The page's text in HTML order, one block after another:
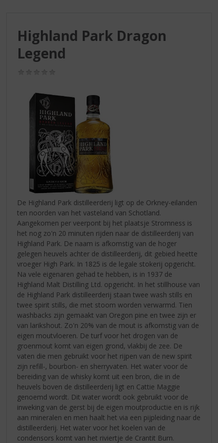
Highland Park Dragon
Legend
De Highland Park distilleerderij ligt op de Orkney-eilanden
ten noorden van het vasteland van Schotland.
Aangekomen per veerpont bij het plaatsje Stromness is
het nog zo'n 20 minuten rijden naar de distilleerderij van
Highland Park. De naam is afkomstig van de hoger
gelegen heuvels achter de distilleerderij, dit gebied heette
vroeger High Park. In 1825 is de legale stokerij opgericht.
Na vele eigenaren gehad te hebben, is in 1937 de
Highland Malt Distilling Ltd. opgericht. In het stillhouse van
de Highland Park distilleerderij staan twee wash stills en
twee spirit stills, die met stoom worden verwarmd. Tien
washbacks zijn gemaakt van Oregon pine en twee zijn er
van larikshout. Zo'n 20% van de mout is afkomstig van de
eigen moutvloeren. De turf voor het drogen van de
groenmout komt van eigen grond, vlakbij de zee. De
vaten die men gebruikt voor het rijpen van de new spirit
zijn refill-, bourbon- en sherryvaten. Het water voor de
bereiding van de whisky komt uit een bron, die in de
heuvels boven de distilleerderij ligt en Cattie Maggie
genoemd wordt. Dit water wordt ook gebruikt voor de
inweking van de gerst bij de eigen moutproductie en is rijk
aan mineralen en men haalt het via een pijpleiding naar de
distilleerderij. Het water voor het koelen van de
condensors komt van het riviertje de Crantit Burn.